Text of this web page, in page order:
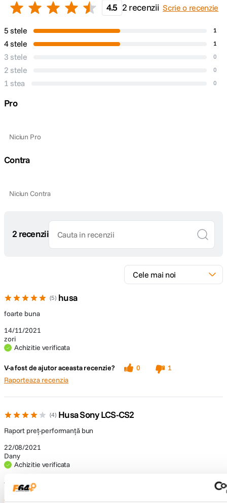
4.5 2 recenzii Scrie o recenzie
5 stele 1
4 stele 1
3 stele 0
2 stele 0
1 stea 0
Pro
Niciun Pro
Contra
Niciun Contra
2 recenzii
5 husa
14/11/2021
zori
Achizitie verificata
foarte buna
V-a fost de ajutor aceasta recenzie? 0
1
Raporteaza recenzia
4 Husa Sony LCS-CS2
22/08/2021
Dany
Achizitie verificata
Raport preț-performanță bun
V-a fost de ajutor aceasta recenzie?